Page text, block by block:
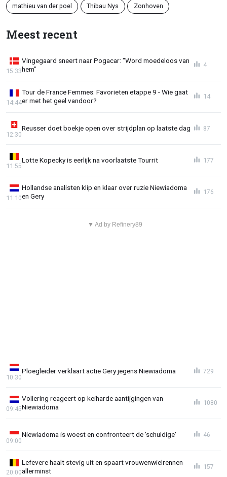
mathieu van der poel Thibau Nys Zonhoven
Meest recent
Vingegaard sneert naar Pogacar: "Word moedeloos van
hem"
15:33
4
Tour de France Femmes: Favorieten etappe 9 - Wie gaat
er met het geel vandoor?
14:44
14
Reusser doet boekje open over strijdplan op laatste dag
12:30
87
Lotte Kopecky is eerlijk na voorlaatste Tourrit
11:55
177
Hollandse analisten klip en klaar over ruzie Niewiadoma
en Gery
11:10
176
▼ Ad by Refinery89
Ploegleider verklaart actie Gery jegens Niewiadoma
10:30
729
Vollering reageert op keiharde aantijgingen van
Niewiadoma
09:45
1080
Niewiadoma is woest en confronteert de 'schuldige'
09:00
46
Lefevere haalt stevig uit en spaart vrouwenwielrennen
allerminst
20:00
157